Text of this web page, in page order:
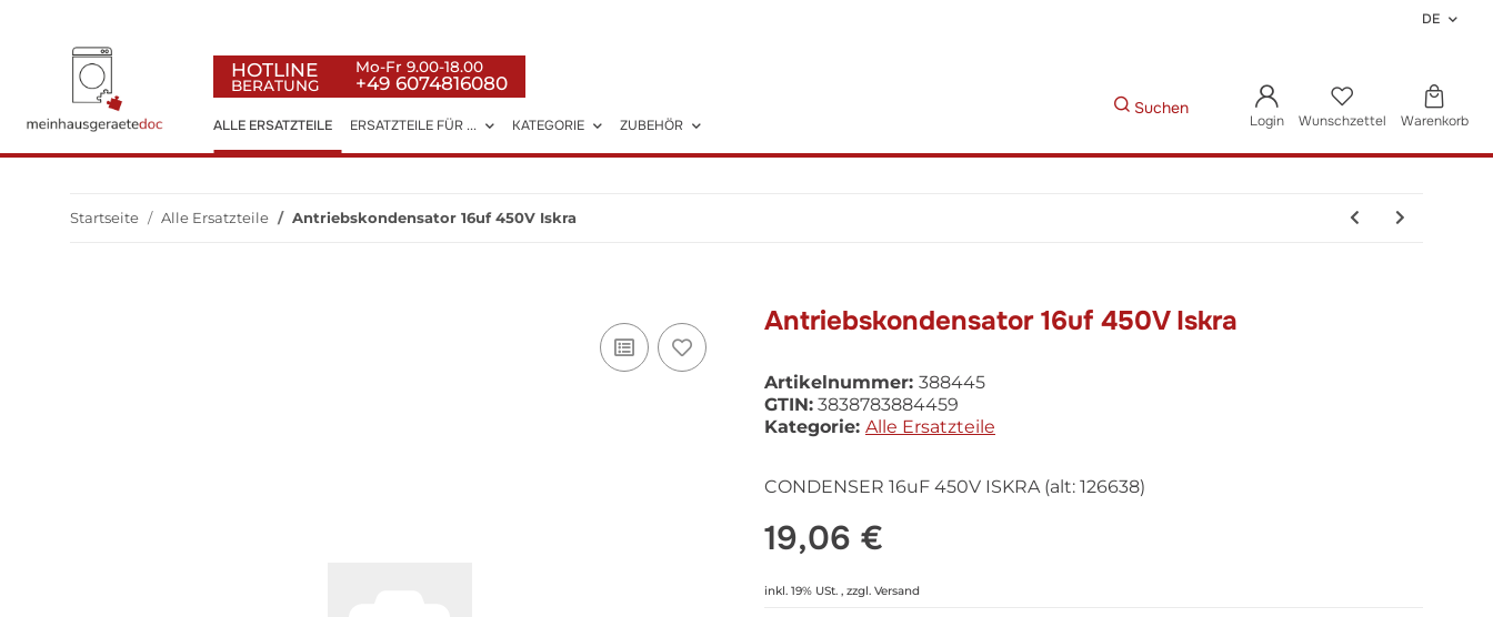
DE
Suchen
Login Wunschzettel Warenkorb
HOTLINE
BERATUNG
Mo-Fr 9.00-18.00
+49 6074816080
ALLE ERSATZTEILE ERSATZTEILE FÜR ... KATEGORIE ZUBEHÖR
Startseite Alle Ersatzteile Antriebskondensator 16uf 450V Iskra
Antriebskondensator 16uf 450V Iskra
Artikelnummer: 388445
GTIN: 3838783884459
Kategorie: Alle Ersatzteile
CONDENSER 16uF 450V ISKRA (alt: 126638)
19,06 €
inkl. 19% USt. , zzgl. Versand